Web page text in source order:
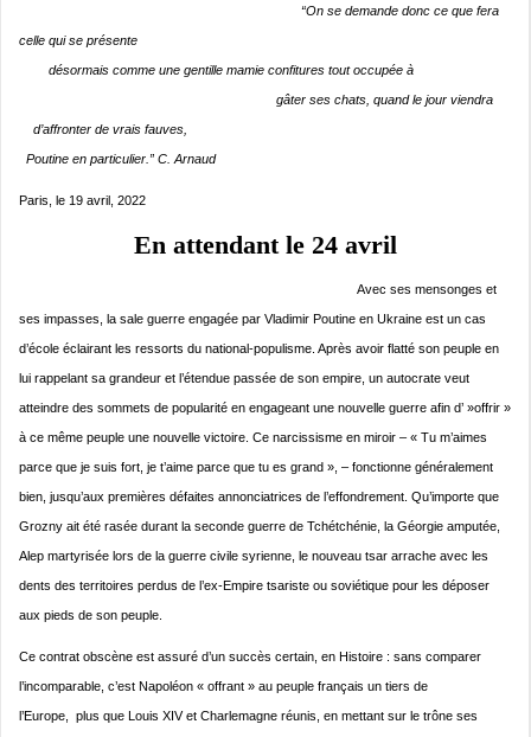
“On se demande donc ce que fera
celle qui se présente
désormais comme une gentille mamie confitures tout occupée à
gâter ses chats, quand le jour viendra
d’affronter de vrais fauves,
Poutine en particulier.” C. Arnaud
Paris, le 19 avril, 2022
En attendant le 24 avril
Avec ses mensonges et
ses impasses, la sale guerre engagée par Vladimir Poutine en Ukraine est un cas
d’école éclairant les ressorts du national-populisme. Après avoir flatté son peuple en
lui rappelant sa grandeur et l’étendue passée de son empire, un autocrate veut
atteindre des sommets de popularité en engageant une nouvelle guerre afin d’ »offrir »
à ce même peuple une nouvelle victoire. Ce narcissisme en miroir – « Tu m’aimes
parce que je suis fort, je t’aime parce que tu es grand », – fonctionne généralement
bien, jusqu’aux premières défaites annonciatrices de l’effondrement. Qu’importe que
Grozny ait été rasée durant la seconde guerre de Tchétchénie, la Géorgie amputée,
Alep martyrisée lors de la guerre civile syrienne, le nouveau tsar arrache avec les
dents des territoires perdus de l’ex-Empire tsariste ou soviétique pour les déposer
aux pieds de son peuple.
Ce contrat obscène est assuré d’un succès certain, en Histoire : sans comparer
l’incomparable, c’est Napoléon « offrant » au peuple français un tiers de
l’Europe, plus que Louis XIV et Charlemagne réunis, en mettant sur le trône ses